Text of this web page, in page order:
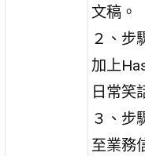
文稿。
２、步
加上
日常笑
３、步
至業務